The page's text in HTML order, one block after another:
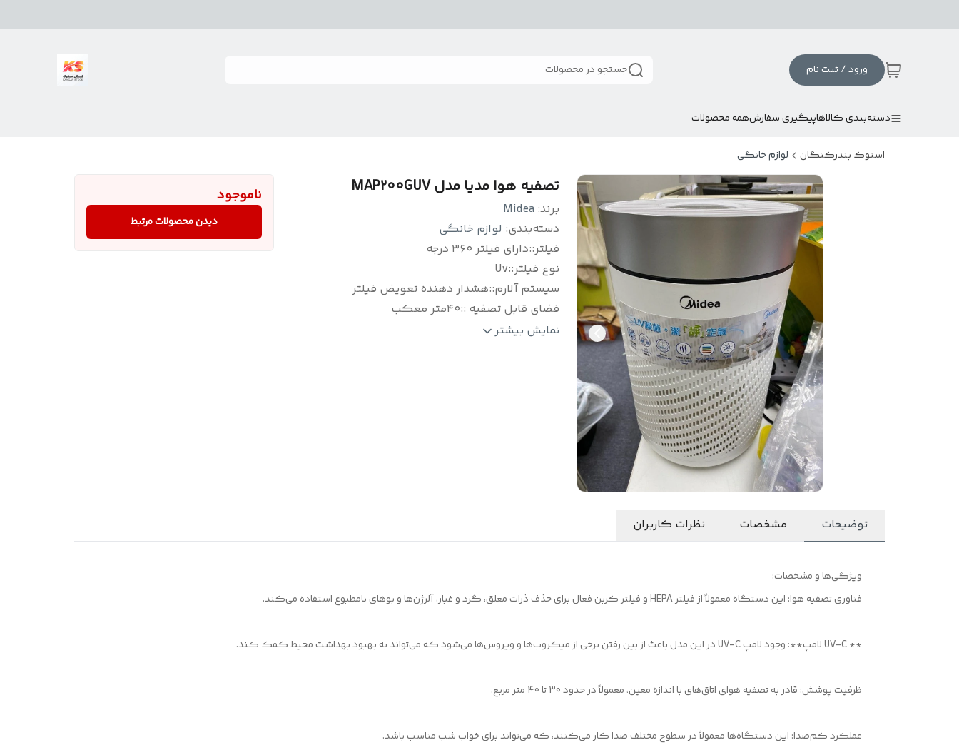
ورود / ثبت نام جستجو در محصولات
دسته‌بندی کالاهاپیگیری سفارشهمه محصولات
استوک بندرکنگان لوازم خانگی
تصفیه هوا مدیا مدل MAP200GUV
برند:Midea
دسته‌بندی:لوازم خانگی
فیلتر::دارای فیلتر ۳۶۰ درجه
نوع فیلتر::
Uv
سیستم آلارم::هشدار دهنده تعویض فیلتر
فضای قابل تصفیه ::۴۰متر معکب
نمایشگر::صفحه نمایش لمسی نمایشگر وضعیتنمایش بیشتر
ناموجود
دیدن محصولات مرتبط
توضیحات مشخصات نظرات کاربران
ویژگی‌ها و مشخصات:
فناوری تصفیه هوا: این دستگاه معمولاً از فیلتر HEPA و فیلتر کربن فعال برای حذف ذرات معلق، گرد و غبار، آلرژن‌ها و بوهای نامطبوع استفاده می‌کند.
** UV-C لامپ**: وجود لامپ UV-C در این مدل باعث از بین رفتن برخی از میکروب‌ها و ویروس‌ها می‌شود که می‌تواند به بهبود بهداشت محیط کمک کند.
ظرفیت پوشش: قادر به تصفیه هوای اتاق‌های با اندازه معین، معمولاً در حدود 30 تا 40 متر مربع.
عملکرد کم‌صدا: این دستگاه‌ها معمولاً در سطوح مختلف صدا کار می‌کنند، که می‌تواند برای خواب شب مناسب باشد.